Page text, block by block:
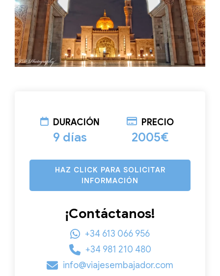
DURACIÓN
9 días
PRECIO
2005€
HAZ CLICK PARA SOLICITAR
INFORMACIÓN
¡Contáctanos!
+34 613 066 956
+34 981 210 480
info@viajesembajador.com